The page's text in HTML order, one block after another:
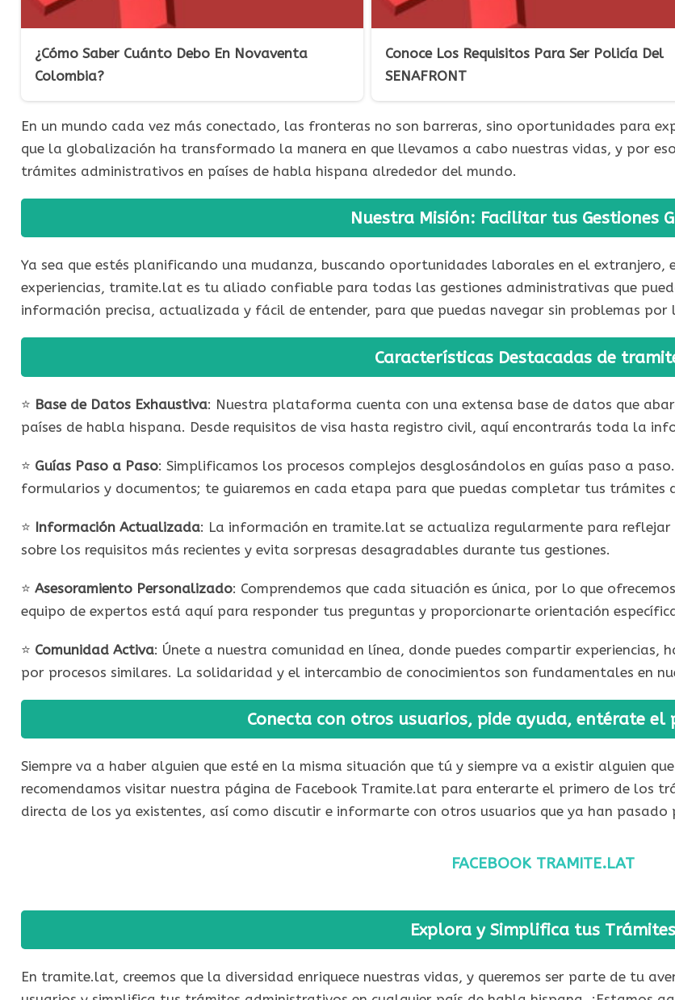
¿Cómo Saber Cuánto Debo En Novaventa
Colombia?
Conoce Los Requisitos Para Ser Policía Del
SENAFRONT
En un mundo cada vez más conectado, las fronteras no son barreras, sino oportunidades para
que la globalización ha transformado la manera en que llevamos a cabo nuestras vidas, y por
trámites administrativos en países de habla hispana alrededor del mundo.
Nuestra Misión: Facilitar tus Gestiones
Ya sea que estés planificando una mudanza, buscando oportunidades laborales en el
experiencias, tramite.lat es tu aliado confiable para todas las gestiones administrativas que
información precisa, actualizada y fácil de entender, para que puedas navegar sin problemas por
Características Destacadas de
⭐​ Base de Datos Exhaustiva: Nuestra plataforma cuenta con una extensa base de datos que
países de habla hispana. Desde requisitos de visa hasta registro civil, aquí encontrarás toda la
⭐​ Guías Paso a Paso: Simplificamos los procesos complejos desglosándolos en guías paso a
formularios y documentos; te guiaremos en cada etapa para que puedas completar tus trámites
⭐​ Información Actualizada: La información en tramite.lat se actualiza regularmente para
sobre los requisitos más recientes y evita sorpresas desagradables durante tus gestiones.
⭐​ Asesoramiento Personalizado: Comprendemos que cada situación es única, por lo que
equipo de expertos está aquí para responder tus preguntas y proporcionarte orientación
⭐​ Comunidad Activa: Únete a nuestra comunidad en línea, donde puedes compartir experiencias,
por procesos similares. La solidaridad y el intercambio de conocimientos son fundamentales en
Conecta con otros usuarios, pide ayuda, entérate el
Siempre va a haber alguien que esté en la misma situación que tú y siempre va a existir alguien
recomendamos visitar nuestra página de Facebook Tramite.lat para enterarte el primero de los
directa de los ya existentes, así como discutir e informarte con otros usuarios que ya han pasado
FACEBOOK TRAMITE.LAT
Explora y Simplifica tus Trámites
En tramite.lat, creemos que la diversidad enriquece nuestras vidas, y queremos ser parte de tu